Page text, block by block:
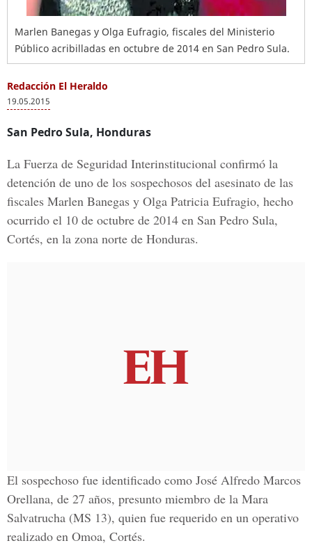
Marlen Banegas y Olga Eufragio, fiscales del Ministerio
Público acribilladas en octubre de 2014 en San Pedro Sula.
Redacción El Heraldo
19.05.2015
San Pedro Sula, Honduras
La Fuerza de Seguridad Interinstitucional confirmó la
detención de uno de los sospechosos del asesinato de las
fiscales Marlen Banegas y Olga Patricia Eufragio, hecho
ocurrido el 10 de octubre de 2014 en San Pedro Sula,
Cortés, en la zona norte de Honduras.
El sospechoso fue identificado como José Alfredo Marcos
Orellana, de 27 años, presunto miembro de la Mara
Salvatrucha (MS 13), quien fue requerido en un operativo
realizado en Omoa, Cortés.